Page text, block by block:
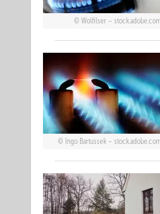
Wolfilser –
Ingo Bartussek –